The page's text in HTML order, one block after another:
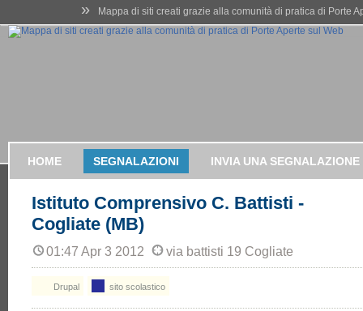
» Mappa di siti creati grazie alla comunità di pratica di Porte
HOME SEGNALAZIONI INVIA UNA SEGNALAZIONE
Istituto Comprensivo C. Battisti -
Cogliate (MB)
01:47 Apr 3 2012 via battisti 19 Cogliate
Drupal sito scolastico